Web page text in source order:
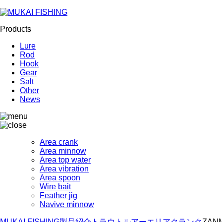
Products
Lure
Rod
Hook
Gear
Salt
Other
News
Area crank
Area minnow
Area top water
Area vibration
Area spoon
Wire bait
Feather jig
Navive minnow